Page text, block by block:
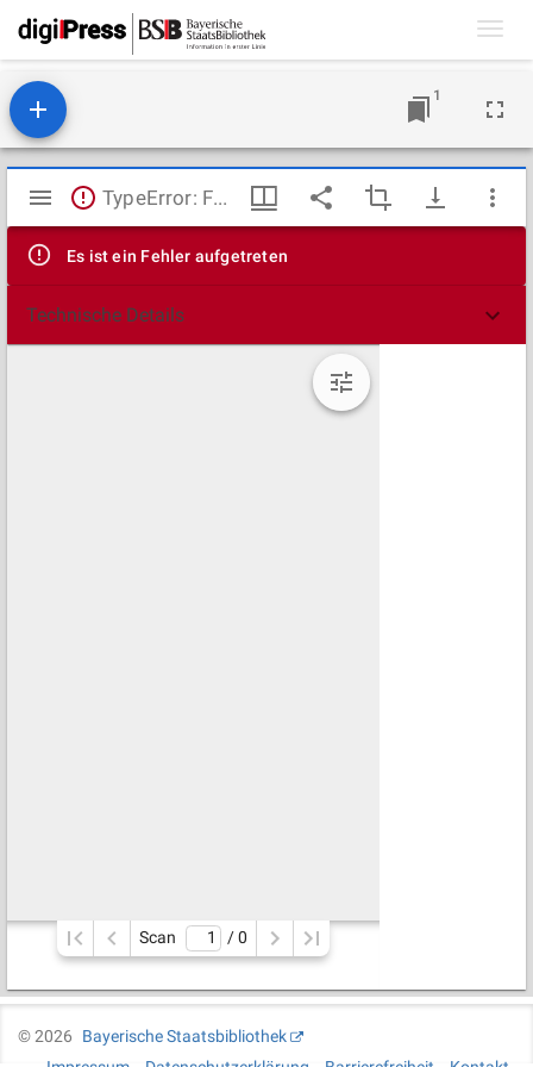
1
Mirador
Viewer
TypeError: Failed to fetch
Es ist ein Fehler aufgetreten
Technische Details
Scan / 0
©2026
Bayerische Staatsbibliothek